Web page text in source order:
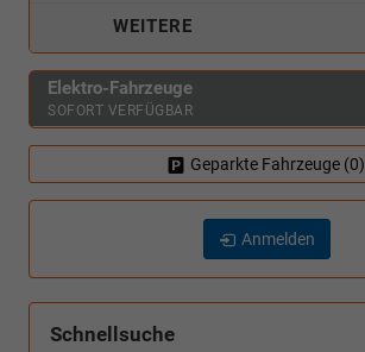
WEITERE
Elektro-Fahrzeuge
SOFORT VERFÜGBAR
Geparkte Fahrzeuge (0)
Anmelden
Schnellsuche